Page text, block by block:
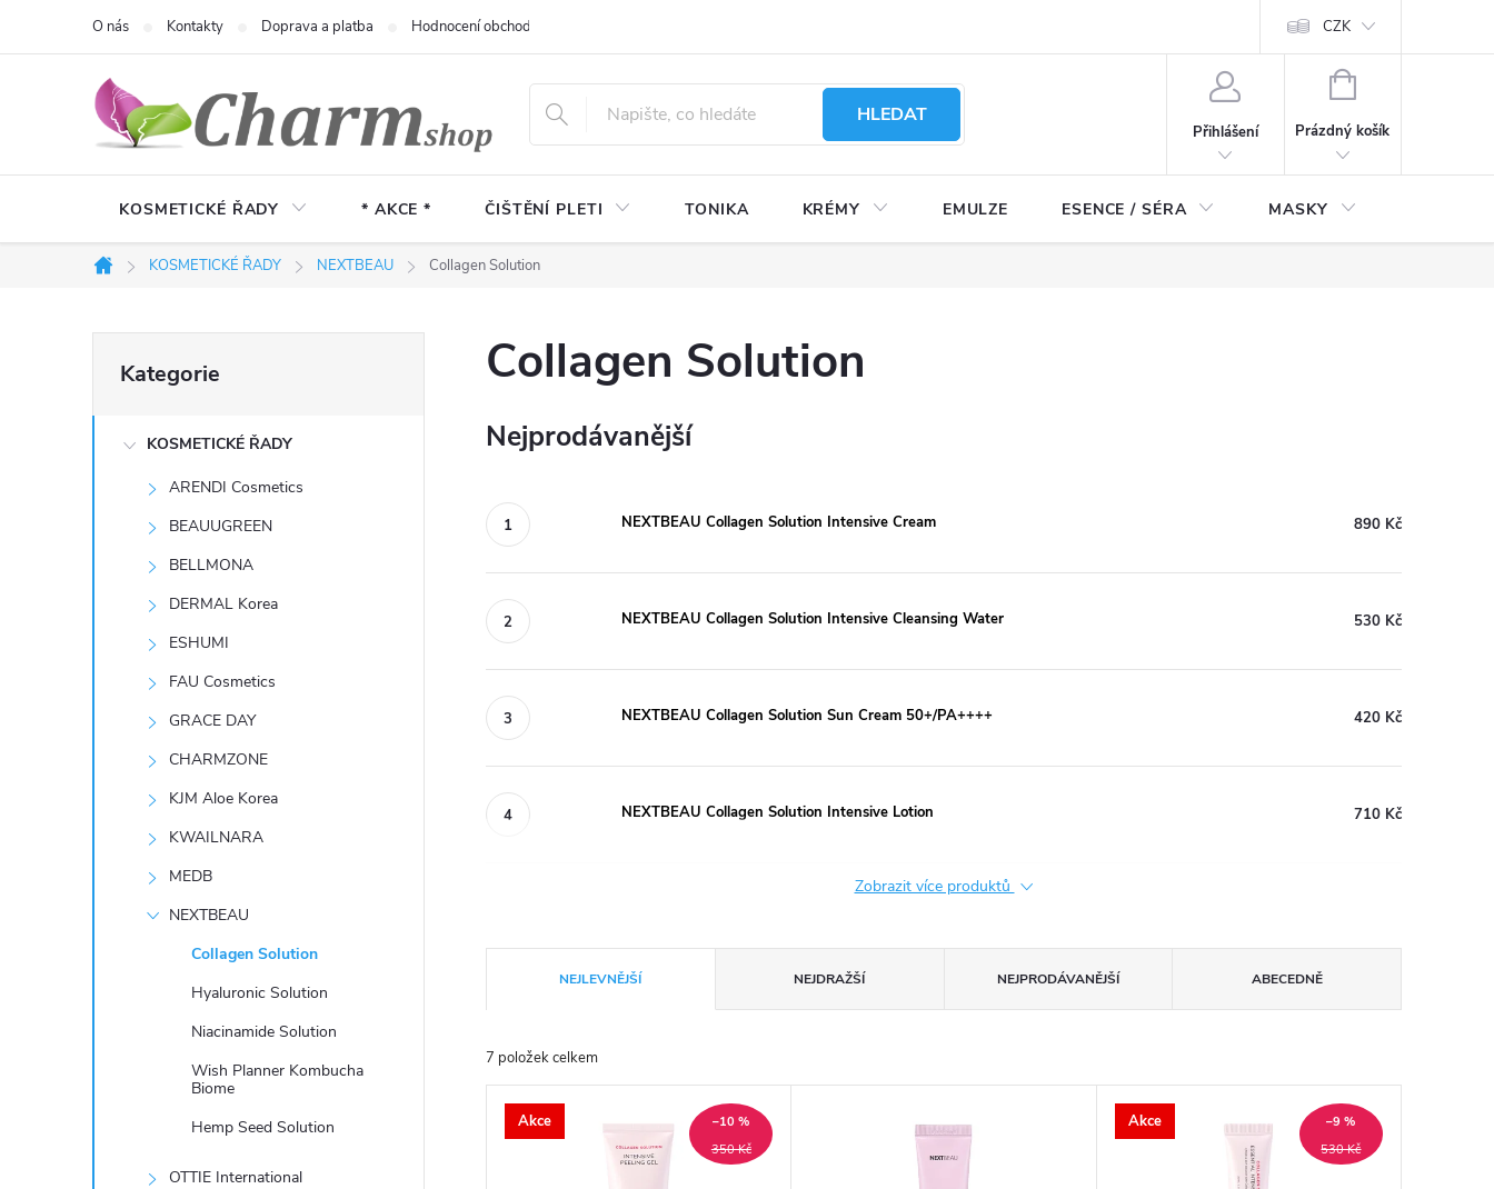
O nás Kontakty Doprava a platba Hodnocení obchodu CZK
HLEDAT
Přihlášení
NÁKUPNÍ
Prázdný košík
KOSMETICKÉ ŘADY * AKCE * ČIŠTĚNÍ PLETI TONIKA KRÉMY EMULZE ESENCE / SÉRA MASKY
Domů
KOSMETICKÉ ŘADY NEXTBEAU Collagen Solution
o
kategorie
Kategorie
KOSMETICKÉ ŘADY
ARENDI Cosmetics
BEAUUGREEN
BELLMONA
DERMAL Korea
ESHUMI
FAU Cosmetics
GRACE DAY
CHARMZONE
KJM Aloe Korea
KWAILNARA
MEDB
NEXTBEAU
Collagen Solution
Hyaluronic Solution
Niacinamide Solution
Wish Planner Kombucha
Biome
Hemp Seed Solution
OTTIE International
Collagen Solution
Nejprodávanější
NEXTBEAU Collagen Solution Intensive Cream 890 Kč
NEXTBEAU Collagen Solution Intensive Cleansing Water 530 Kč
NEXTBEAU Collagen Solution Sun Cream 50+/PA++++ 420 Kč
NEXTBEAU Collagen Solution Intensive Lotion 710 Kč
Zobrazit více produktů
a
z
e
NEJLEVNĚJŠÍ NEJDRAŽŠÍ NEJPRODÁVANĚJŠÍ ABECEDNĚ
7 položek celkem
VAkce
350 Kč
–10 % Akce
530 Kč
–9 %